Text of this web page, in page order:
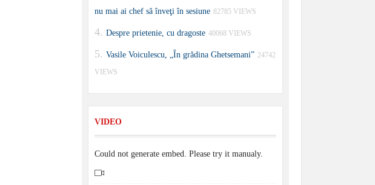
nu mai ai chef să înveţi în sesiune 82785 VIEWS
Despre prietenie, cu dragoste 40068 VIEWS
Vasile Voiculescu, „În grădina Ghetsemani” 24742
VIEWS
VIDEO
Could not generate embed. Please try it manualy.